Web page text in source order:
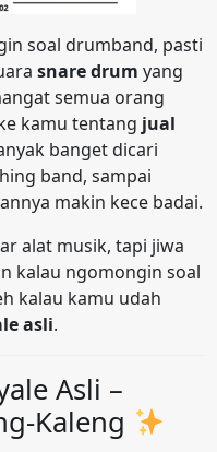
soal drumband, pasti
snare drum yang
semua orang
kamu tentang jual
banget dicari
band, sampai
makin kece badai.
alat musik, tapi jiwa
kalau ngomongin soal
kalau kamu udah
asli.
Asli –
Kaleng